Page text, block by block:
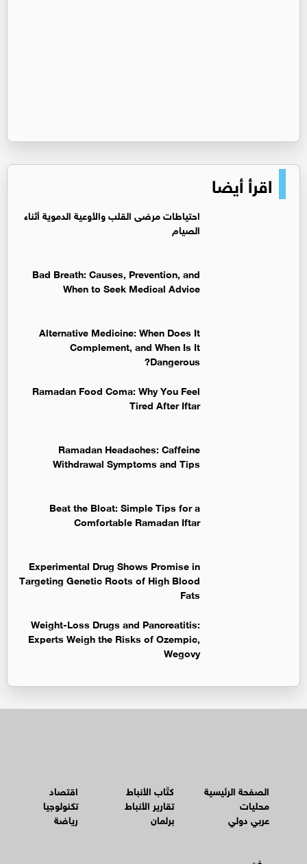
اقرأ أيضا
‏احتياطات مرضى القلب والأوعية الدموية أثناء
الصيام
Bad Breath: Causes, Prevention, and
When to Seek Medical Advice
Alternative Medicine: When Does It
Complement, and When Is It
Dangerous?
Ramadan Food Coma: Why You Feel
Tired After Iftar
Ramadan Headaches: Caffeine
Withdrawal Symptoms and Tips
Beat the Bloat: Simple Tips for a
Comfortable Ramadan Iftar
Experimental Drug Shows Promise in
Targeting Genetic Roots of High Blood
Fats
Weight-Loss Drugs and Pancreatitis:
Experts Weigh the Risks of Ozempic,
Wegovy
الصفحة الرئيسية
محليات
عربي دولي
كتّاب الأنباط
تقارير الأنباط
برلمان
اقتصاد
تكنولوجيا
رياضة